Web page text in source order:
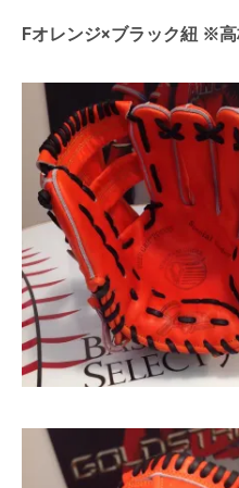
Fオレンジ×ブラック紐 ※